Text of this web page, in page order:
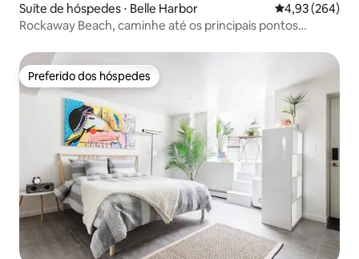
Suíte de hóspedes ⋅ Belle Harbor 4,93 de uma
4,93 (264)
Rockaway Beach, caminhe até os principais pontos
Preferido dos hóspedes
Preferido dos hóspedes